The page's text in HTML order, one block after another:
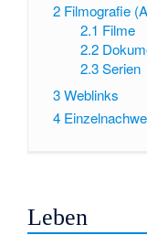
2 Filmografie
2.1 Filme
2.2
2.3 Serien
3Weblinks
4
Leben